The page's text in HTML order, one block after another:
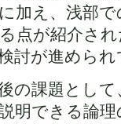
加え、浅部
点が紹介さ
討が進めら
の課題として
明できる論